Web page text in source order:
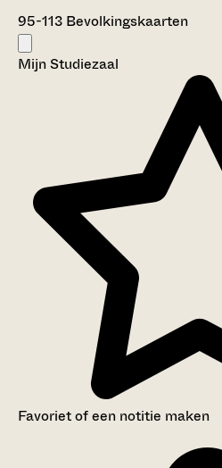
95-113 Bevolkingskaarten
Mijn Studiezaal
Favoriet of een notitie maken